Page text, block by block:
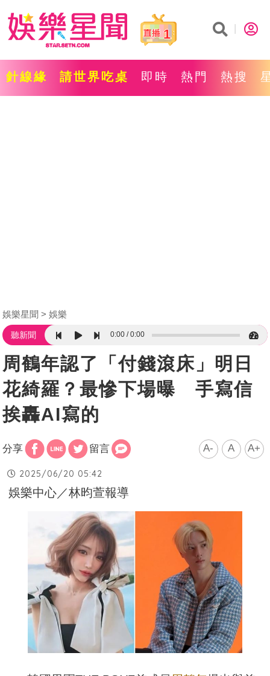
1
針線緣 請世界吃桌 即時 熱門 熱搜
娛樂星聞 娛樂
聽新聞 0:00 0:00
周鶴年認了「付錢滾床」明日
花綺羅？最慘下場曝 手寫信
挨轟AI寫的
分享 留言 A- A A+
2025/06/20 05:42
娛樂中心／林昀萱報導